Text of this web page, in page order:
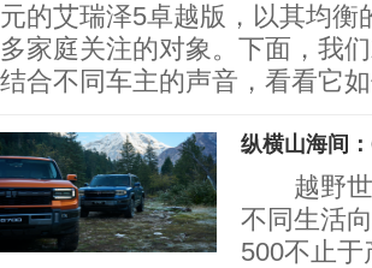
元的艾瑞泽5卓越版，以其均
多家庭关注的对象。下面，我
结合不同车主的声音，看看
纵横山海间
越野世
不同生活
500不止于